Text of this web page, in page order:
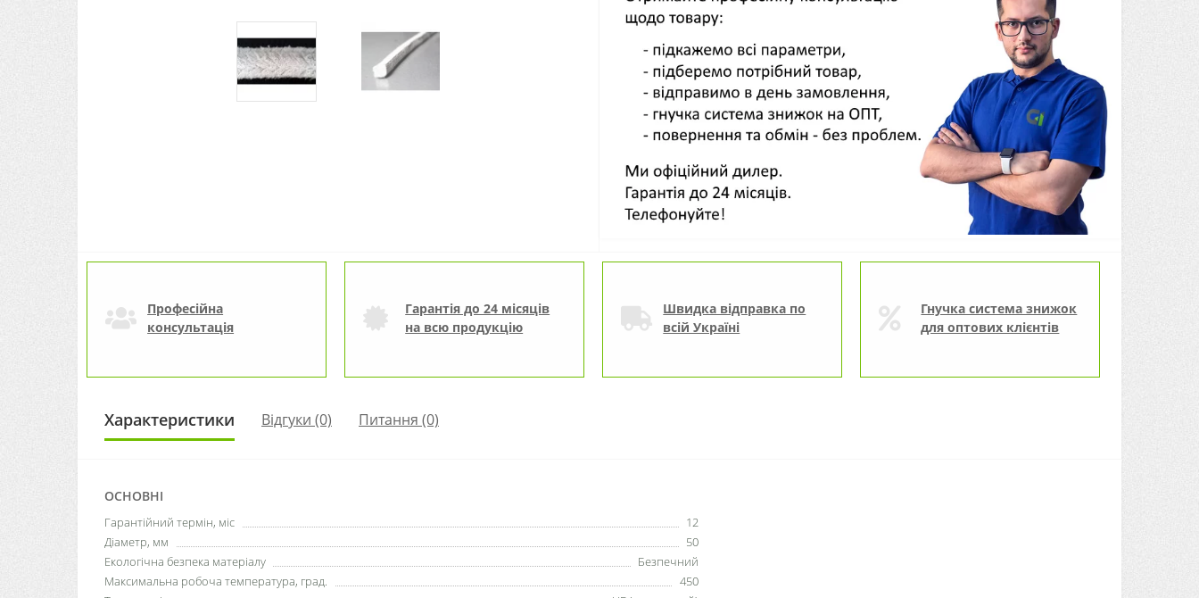
Професійна
консультація
Гарантія до 24 місяців
на всю продукцію
Швидка відправка по
всій Україні
Гнучка система знижок
для оптових клієнтів
Характеристики Відгуки (0) Питання (0)
ОСНОВНІ
Гарантійний термін, міс
12
Діаметр, мм
50
Екологічна безпека матеріалу
Безпечний
Максимальна робоча температура, град.
450